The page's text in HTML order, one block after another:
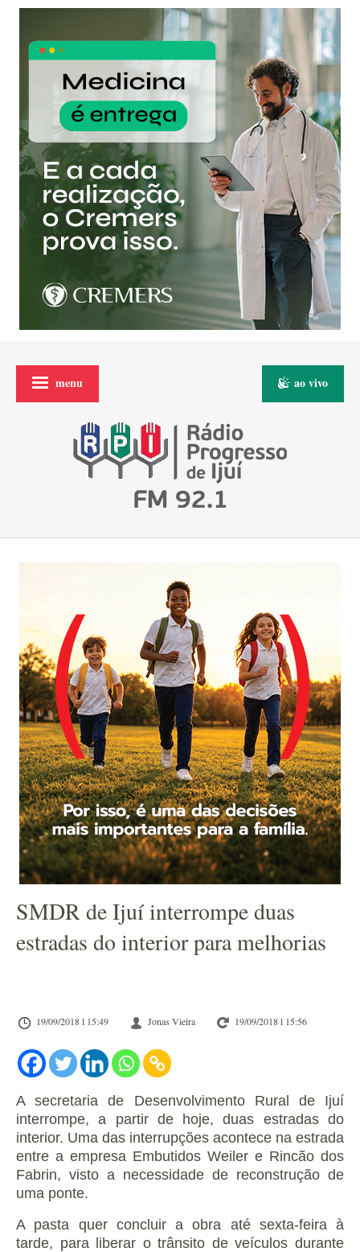
menu ao vivo
SMDR de Ijuí interrompe duas
estradas do interior para melhorias
19/09/2018 l 15:49 Jonas Vieira 19/09/2018 l 15:56
A secretaria de Desenvolvimento Rural de Ijuí
interrompe, a partir de hoje, duas estradas do
interior. Uma das interrupções acontece na estrada
entre a empresa Embutidos Weiler e Rincão dos
Fabrin, visto a necessidade de reconstrução de
uma ponte.
A pasta quer concluir a obra até sexta-feira à
tarde, para liberar o trânsito de veículos durante